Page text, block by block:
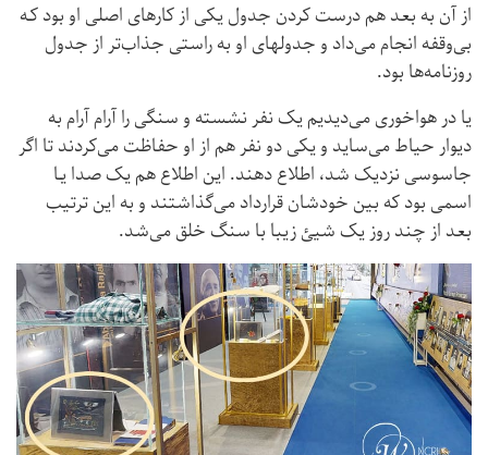
از آن به بعد هم درست کردن جدول یکی از کارهای اصلی او بود کـه
بی‌وقفه انجام می‌داد و جدولهای او به راستی جذاب‌تر از جدول
روزنامه‌ها بود.
یا در هواخوری می‌دیدیم یک نفر نشسته و سنگی را آرام آرام به
دیوار حیاط می‌ساید و یکی دو نفر هم از او حفاظت می‌کردند تا اگر
جاسوسی نزدیک شد، اطلاع دهند. این اطلاع هم یک صدا یـا
اسمی بود که بین خودشان قرارداد می‌گذاشتند و به این ترتیب
بعد از چند روز یک شیئ زیبا با سنگ خلق می‌شد.